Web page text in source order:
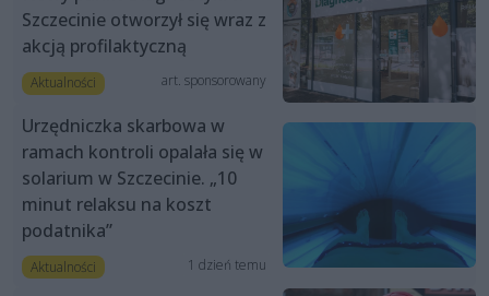
Szczecinie otworzył się wraz z
akcją profilaktyczną
Aktualności art. sponsorowany
Urzędniczka skarbowa w
ramach kontroli opalała się w
solarium w Szczecinie. „10
minut relaksu na koszt
podatnika”
Aktualności 1 dzień temu